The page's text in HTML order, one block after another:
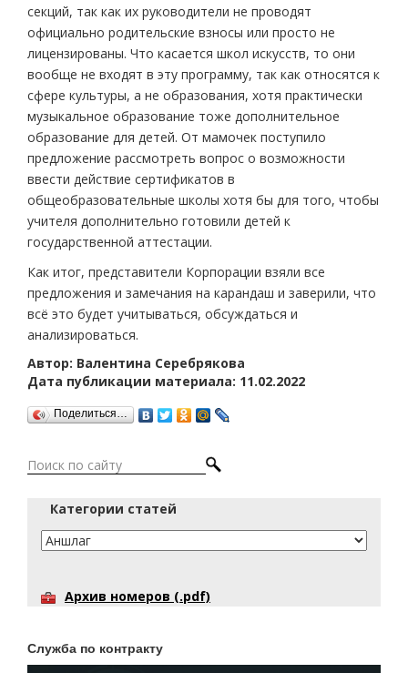
секций, так как их руководители не проводят
официально родительские взносы или просто не
лицензированы. Что касается школ искусств, то они
вообще не входят в эту программу, так как относятся к
сфере культуры, а не образования, хотя практически
музыкальное образование тоже дополнительное
образование для детей. От мамочек поступило
предложение рассмотреть вопрос о возможности
ввести действие сертификатов в
общеобразовательные школы хотя бы для того, чтобы
учителя дополнительно готовили детей к
государственной аттестации.
Как итог, представители Корпорации взяли все
предложения и замечания на карандаш и заверили, что
всё это будет учитываться, обсуждаться и
анализироваться.
Автор: Валентина Серебрякова
Дата публикации материала: 11.02.2022
Поделиться…
Категории статей
Архив номеров (.pdf)
Служба по контракту